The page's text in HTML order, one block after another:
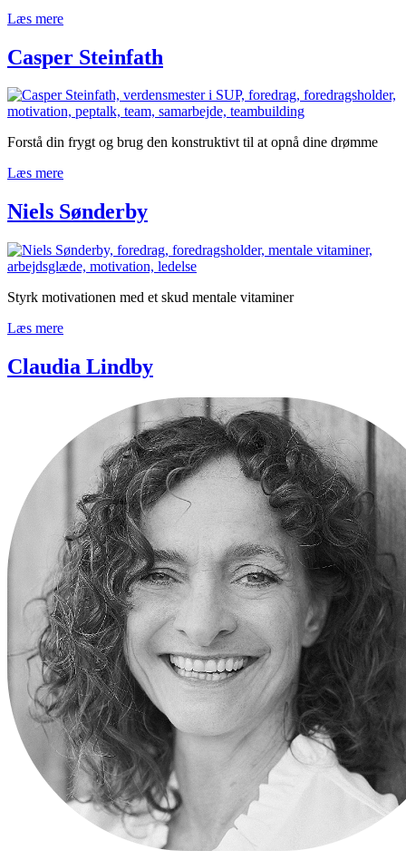
Læs mere
Casper Steinfath
Forstå din frygt og brug den konstruktivt til at opnå dine drømme
Læs mere
Niels Sønderby
Styrk motivationen med et skud mentale vitaminer
Læs mere
Claudia Lindby